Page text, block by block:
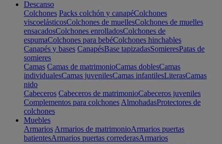
Descanso
Colchones Packs colchón y canapéColchones
viscoelásticosColchones de muellesColchones de muelles
ensacadosColchones enrolladosColchones de
espumaColchones para bebéColchones hinchables
Canapés y bases CanapésBase tapizadasSomieresPatas de
somieres
Camas Camas de matrimonioCamas doblesCamas
individualesCamas juvenilesCamas infantilesLiterasCamas
nido
Cabeceros Cabeceros de matrimonioCabeceros juveniles
Complementos para colchones AlmohadasProtectores de
colchones
Muebles
Armarios Armarios de matrimonioArmarios puertas
batientesArmarios puertas correderasArmarios